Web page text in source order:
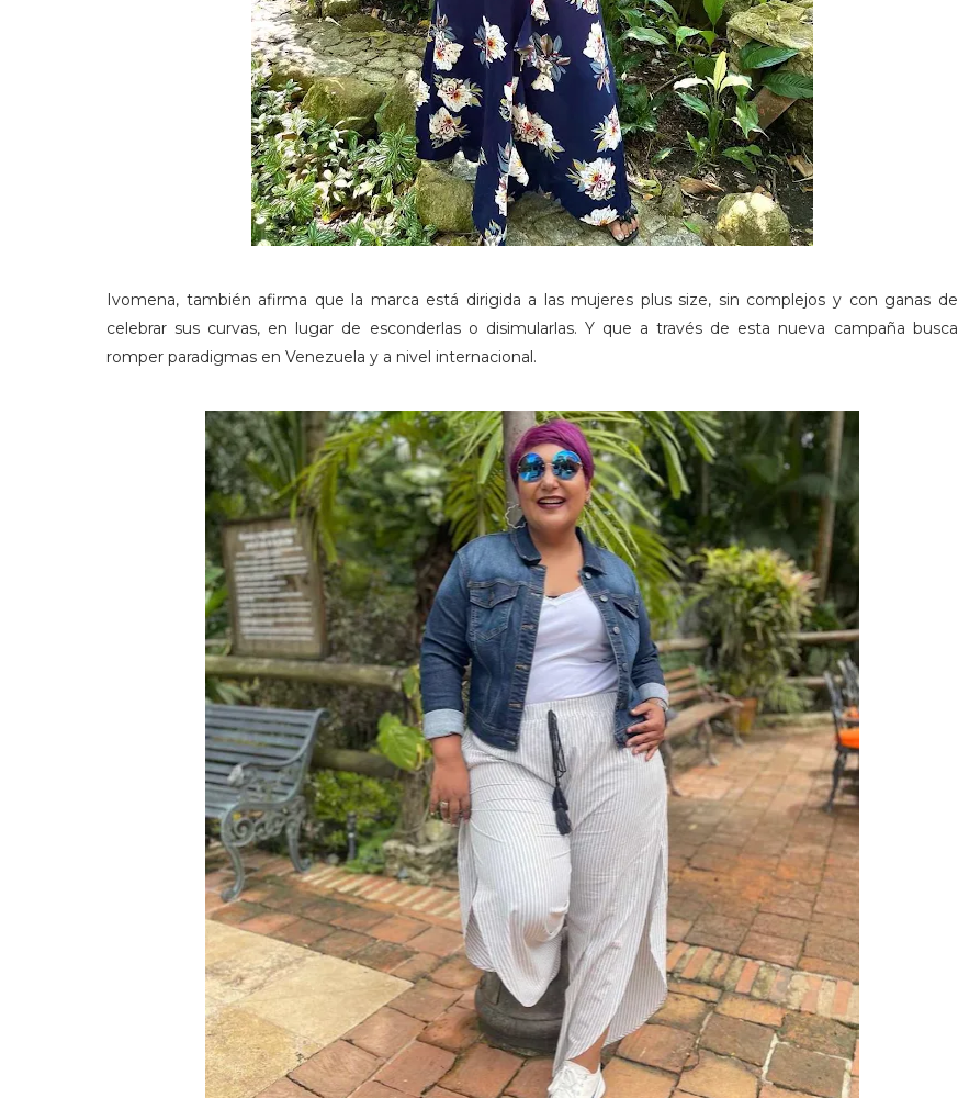
Ivomena, también afirma que la marca está dirigida a las mujeres plus size, sin complejos y con ganas de
celebrar sus curvas, en lugar de esconderlas o disimularlas. Y que a través de esta nueva campaña busca
romper paradigmas en Venezuela y a nivel internacional.